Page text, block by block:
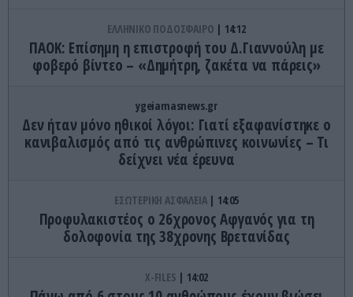
ΕΛΛΗΝΙΚΟ ΠΟΔΟΣΦΑΙΡΟ 14:12
ΠΑΟΚ: Επίσημη η επιστροφή του Δ.Γιαννούλη με
φοβερό βίντεο – «Δημήτρη, ζακέτα να πάρεις»
ygeiamasnews.gr
Δεν ήταν μόνο ηθικοί λόγοι: Γιατί εξαφανίστηκε ο
κανιβαλισμός από τις ανθρώπινες κοινωνίες – Τι
δείχνει νέα έρευνα
ΕΣΩΤΕΡΙΚΗ ΑΣΦΑΛΕΙΑ 14:05
Προφυλακιστέος ο 26χρονος Αφγανός για τη
δολοφονία της 38χρονης Βρετανίδας
X-FILES 14:02